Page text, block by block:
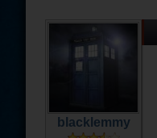
blacklemmy